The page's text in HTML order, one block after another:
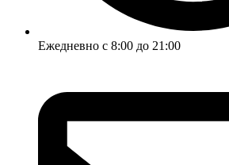
Ежедневно с 8:00 до 21:00